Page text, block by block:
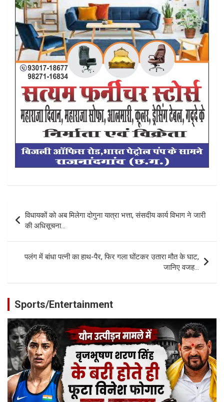
Post
navigation
विधायकों को अब मिलेगा दोगुना यात्रा भत्ता, संसदीय कार्य विभाग ने जारी
की अधिसूचना…
पलंग में बांधा पत्नी का हाथ-पैर, फिर गला घोंटकर उतारा मौत के घाट,
जानिए वजह…
Sports/Entertainment